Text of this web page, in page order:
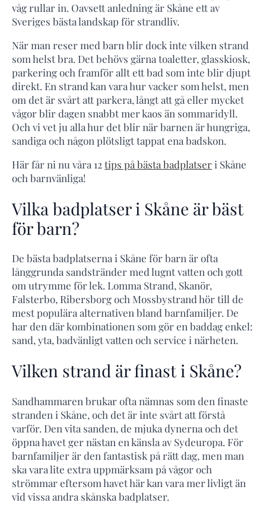
våg rullar in. Oavsett anledning är Skåne ett av
Sveriges bästa landskap för strandliv.
När man reser med barn blir dock inte vilken strand
som helst bra. Det behövs gärna toaletter, glasskiosk,
parkering och framför allt ett bad som inte blir djupt
direkt. En strand kan vara hur vacker som helst, men
om det är svårt att parkera, långt att gå eller mycket
vågor blir dagen snabbt mer kaos än sommaridyll.
Och vi vet ju alla hur det blir när barnen är hungriga,
sandiga och någon plötsligt tappat ena badskon.
Här får ni nu våra 12tips på bästa badplatseri Skåne
och barnvänliga!
Vilka badplatser i Skåne är bäst
för barn?
De bästa badplatserna i Skåne för barn är ofta
långgrunda sandstränder med lugnt vatten och gott
om utrymme för lek. Lomma Strand, Skanör,
Falsterbo, Ribersborg och Mossbystrand hör till de
mest populära alternativen bland barnfamiljer. De
har den där kombinationen som gör en baddag enkel:
sand, yta, badvänligt vatten och service i närheten.
Vilken strand är finast i Skåne?
Sandhammaren brukar ofta nämnas som den finaste
stranden i Skåne, och det är inte svårt att förstå
varför. Den vita sanden, de mjuka dynerna och det
öppna havet ger nästan en känsla av Sydeuropa. För
barnfamiljer är den fantastisk på rätt dag, men man
ska vara lite extra uppmärksam på vågor och
strömmar eftersom havet här kan vara mer livligt än
vid vissa andra skånska badplatser.